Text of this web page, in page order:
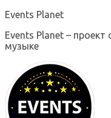
Events Planet
Events Planet –
музыке